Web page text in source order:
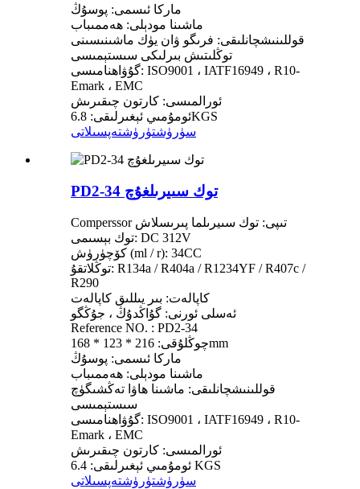
ماركا ئىسمى: پوسۇڭ
ماشىنا مودېلى: ھەممىباب
قوللىنىشچانلىقى: فرىگو ۋان يۈك ماشىنىسىنى
توڭلىتىش بىرلىكى سىستېمىسى
گۇۋاھنامىسى: ISO9001 ، IATF16949 ، R10-
Emark ، EMC
ئورالمىسى: كارتون چىقىرىش
ئومۇمىي ئېغىرلىقى: 6.8KGS
سۈرۈشتۈرۈشتەپسىلاتى
PD2-34 توك سىيرىلغۇچ
Comperssor تىپى: توك سىيرىلما پىرىسلاش
توك بېسىمى: DC 312V
كۆچۈرۈش (ml / r): 34CC
توڭلاتقۇ: R134a / R404a / R1234YF / R407c /
R290
كاپالەت: بىر يىللىق كاپالەت
ئەسلى ئورنى: گۇاڭدۇڭ ، جۇڭگو
Reference NO. : PD2-34
چوڭلۇقى: 216 * 123 * 168mm
ماركا ئىسمى: پوسۇڭ
ماشىنا مودېلى: ھەممىباب
قوللىنىشچانلىقى: ماشىنا ھاۋا تەڭشىگۈچ
سىستېمىسى
گۇۋاھنامىسى: ISO9001 ، IATF16949 ، R10-
Emark ، EMC
ئورالمىسى: كارتون چىقىرىش
ئومۇمىي ئېغىرلىقى: 6.4 KGS
سۈرۈشتۈرۈشتەپسىلاتى